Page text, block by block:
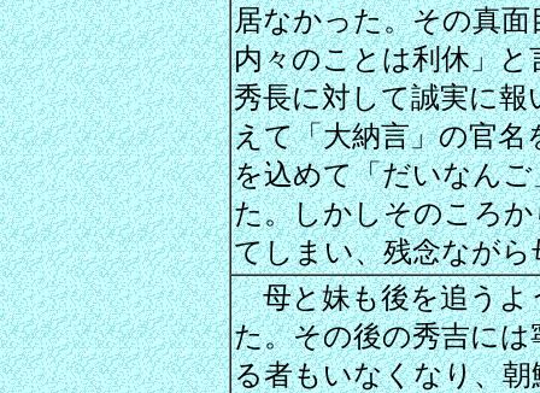
居なかった。その真
内々のことは利休」
秀長に対して誠実に
えて「大納言」の官
を込めて「だいなん
た。しかしそのころ
てしまい、残念なが
母と妹も後を追うよ
た。その後の秀吉に
る者もいなくなり、